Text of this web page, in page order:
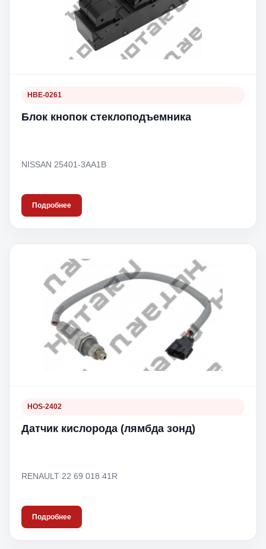
HBE-0261
Блок кнопок стеклоподъемника
NISSAN 25401-3AA1B
Подробнее
HOS-2402
Датчик кислорода (лямбда зонд)
RENAULT 22 69 018 41R
Подробнее